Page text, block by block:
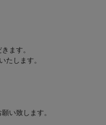
ます。
たします。
い致します。